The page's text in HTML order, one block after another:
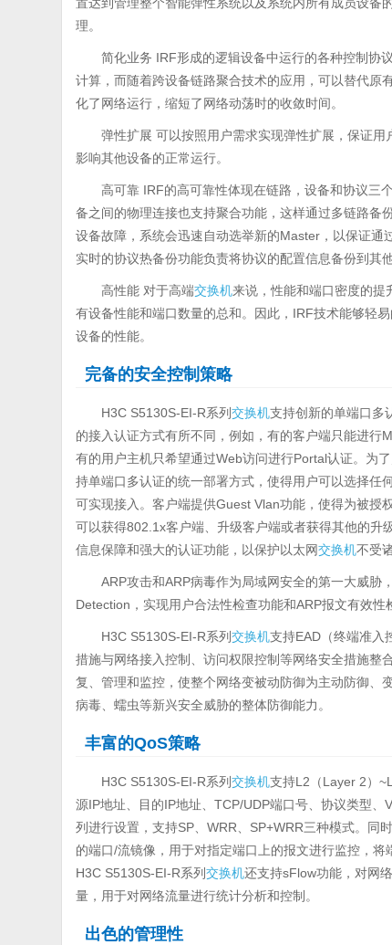
置达到管理整个智能弹性系统以及系统内所有成员设备
理。
简化业务 IRF形成的逻辑设备中运行的各种控制协
计算，而随着跨设备链路聚合技术的应用，可以替代原
化了网络运行，缩短了网络动荡时的收敛时间。
弹性扩展 可以按照用户需求实现弹性扩展，保证
影响其他设备的正常运行。
高可靠 IRF的高可靠性体现在链路，设备和协议三
备之间的物理连接也支持聚合功能，这样通过多链路
设备故障，系统会迅速自动选举新的Master，以保证
实时的协议热备份功能负责将协议的配置信息备份到其
高性能 对于高端交换机来说，性能和端口密度的提
有设备性能和端口数量的总和。因此，IRF技术能够轻
设备的性能。
完备的安全控制策略
H3C S5130S-EI-R系列交换机支持创新的单端口多
的接入认证方式有所不同，例如，有的客户端只能进行
有的用户主机只希望通过Web访问进行Portal认证。为
持单端口多认证的统一部署方式，使得用户可以选择任
可实现接入。客户端提供Guest Vlan功能，使得为被授
可以获得802.1x客户端、升级客户端或者获得其他的升
信息保障和强大的认证功能，以保护以太网交换机不受
ARP攻击和ARP病毒作为局域网安全的第一大威胁
Detection，实现用户合法性检查功能和ARP报文有效性
H3C S5130S-EI-R系列交换机支持EAD（终端准入
措施与网络接入控制、访问权限控制等网络安全措施整
复、管理和监控，使整个网络变被动防御为主动防御、
病毒、蠕虫等新兴安全威胁的整体防御能力。
丰富的QoS策略
H3C S5130S-EI-R系列交换机支持L2（Layer 2）
源IP地址、目的IP地址、TCP/UDP端口号、协议类型
列进行设置，支持SP、WRR、SP+WRR三种模式。同
的端口/流镜像，用于对指定端口上的报文进行监控，
H3C S5130S-EI-R系列交换机还支持sFlow功能，对网
量，用于对网络流量进行统计分析和控制。
出色的管理性